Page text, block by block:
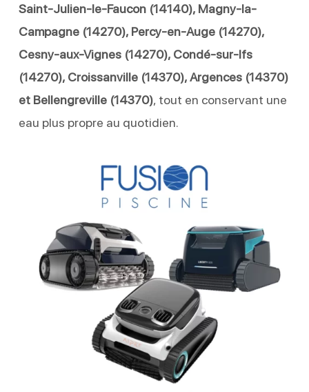
Saint-Julien-le-Faucon (14140), Magny-la-
Campagne (14270), Percy-en-Auge (14270),
Cesny-aux-Vignes (14270), Condé-sur-Ifs
(14270), Croissanville (14370), Argences (14370)
et Bellengreville (14370), tout en conservant une
eau plus propre au quotidien.